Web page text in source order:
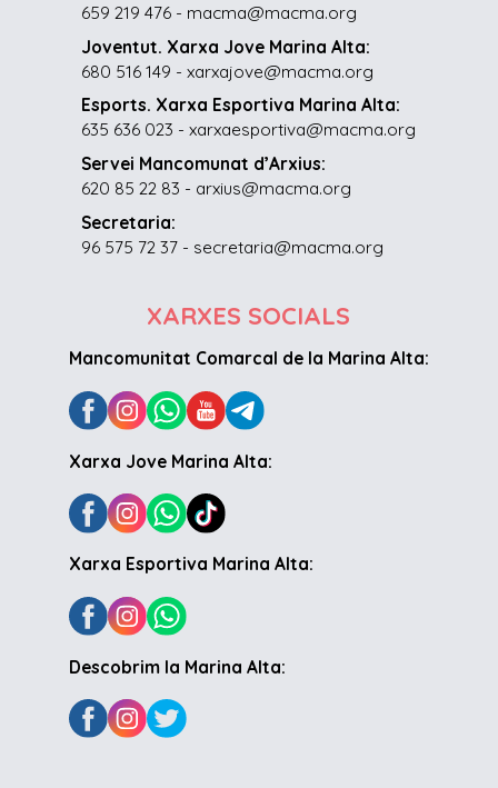
659 219 476 - macma@macma.org
Joventut. Xarxa Jove Marina Alta:
680 516 149 - xarxajove@macma.org
Esports. Xarxa Esportiva Marina Alta:
635 636 023 - xarxaesportiva@macma.org
Servei Mancomunat d’Arxius:
620 85 22 83 - arxius@macma.org
Secretaria:
96 575 72 37 - secretaria@macma.org
XARXES SOCIALS
Mancomunitat Comarcal de la Marina Alta:
Xarxa Jove Marina Alta:
Xarxa Esportiva Marina Alta:
Descobrim la Marina Alta: